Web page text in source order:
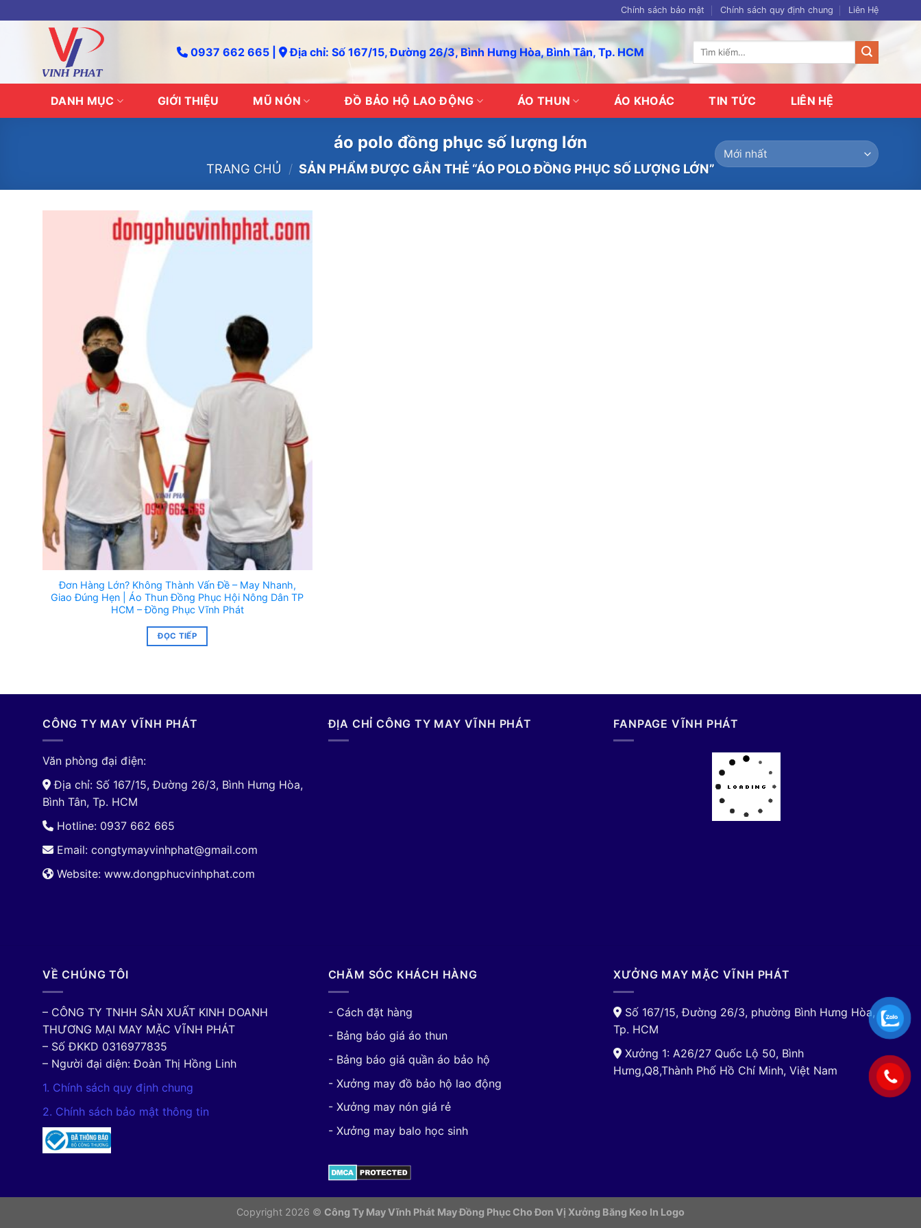
to
Chính sách bảo mật Chính sách quy định chung Liên Hệ
0937 662 665 | Địa chỉ: Số 167/15, Đường 26/3, Bình Hưng Hòa, Bình Tân, Tp. HCM
Tìm
DANH MỤC GIỚI THIỆU MŨ NÓN ĐỒ BẢO HỘ LAO ĐỘNG ÁO THUN ÁO KHOÁC TIN TỨC LIÊN HỆ
áo polo đồng phục số lượng lớn
TRANG CHỦ / SẢN PHẨM ĐƯỢC GẮN THẺ “ÁO POLO ĐỒNG PHỤC SỐ LƯỢNG LỚN”
Đơn Hàng Lớn? Không Thành Vấn Đề – May Nhanh,
Giao Đúng Hẹn | Áo Thun Đồng Phục Hội Nông Dân TP
HCM – Đồng Phục Vĩnh Phát
ĐỌC TIẾP
CÔNG TY MAY VĨNH PHÁT
Văn phòng đại điện:
Địa chỉ: Số 167/15, Đường 26/3, Bình Hưng Hòa,
Bình Tân, Tp. HCM
Hotline: 0937 662 665
Email: congtymayvinhphat@gmail.com
Website: www.dongphucvinhphat.com
ĐỊA CHỈ CÔNG TY MAY VĨNH PHÁT FANPAGE VĨNH PHÁT
VỀ CHÚNG TÔI
– CÔNG TY TNHH SẢN XUẤT KINH DOANH
THƯƠNG MẠI MAY MẶC VĨNH PHÁT
– Số ĐKKD 0316977835
– Người đại diện: Đoàn Thị Hồng Linh
1. Chính sách quy định chung
2. Chính sách bảo mật thông tin
CHĂM SÓC KHÁCH HÀNG
- Cách đặt hàng
- Bảng báo giá áo thun
- Bảng báo giá quần áo bảo hộ
- Xưởng may đồ bảo hộ lao động
- Xưởng may nón giá rẻ
- Xưởng may balo học sinh
XƯỞNG MAY MẶC VĨNH PHÁT
Số 167/15, Đường 26/3, phường Bình Hưng Hòa,
Tp. HCM
Xưởng 1: A26/27 Quốc Lộ 50, Bình
Hưng,Q8,Thành Phố Hồ Chí Minh, Việt Nam
Copyright 2026 © Công Ty May Vĩnh Phát May Đồng Phục Cho Đơn Vị Xưởng Băng Keo In Logo